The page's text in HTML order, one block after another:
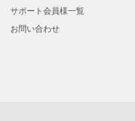
サポート会員様一覧
お問い合わせ